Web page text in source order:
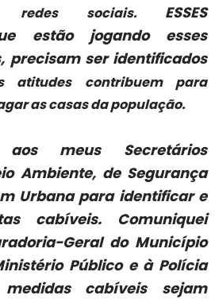
redes sociais. ESSES
estão jogando esses
precisam ser identificados
atitudes contribuem para
as casas da população.
meus Secretários
Ambiente, de Segurança
Urbana para identificar e
cabíveis. Comuniquei
Geral do Município
Público e à Polícia
cabíveis sejam